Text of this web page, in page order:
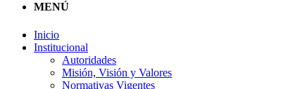
MENÚ
Inicio
Institucional
Autoridades
Misión, Visión y Valores
Normativas Vigentes